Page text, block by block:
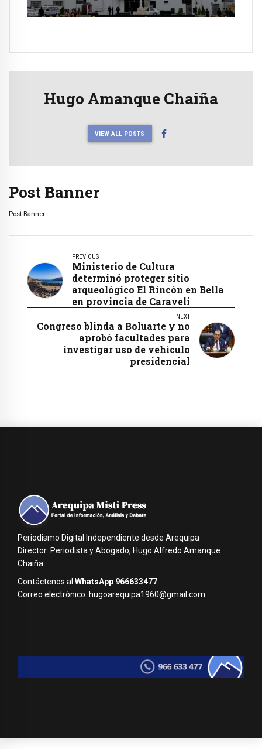
Hugo Amanque Chaiña
VIEW ALL POSTS
Post Banner
Post Banner
PREVIOUS
Ministerio de Cultura
determinó proteger sitio
arqueológico El Rincón en Bella
en provincia de Caraveli
NEXT
Congreso blinda a Boluarte y no
aprobó facultades para
investigar uso de vehículo
presidencial
Periodismo Digital Independiente desde Arequipa
Director: Periodista y Abogado, Hugo Alfredo Amanque
Chaiña
Contáctenos al WhatsApp 966633477
Correo electrónico: hugoarequipa1960@gmail.com